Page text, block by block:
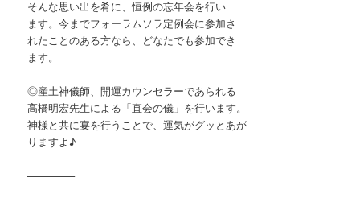
そんな思い出を肴に、恒例の忘年会を行い
ます。今までフォーラムソラ定例会に参加さ
れたことのある方なら、どなたでも参加でき
ます。
◎産土神儀師、開運カウンセラーであられる
高橋明宏先生による「直会の儀」を行います。
神様と共に宴を行うことで、運気がグッとあが
りますよ♪
————–